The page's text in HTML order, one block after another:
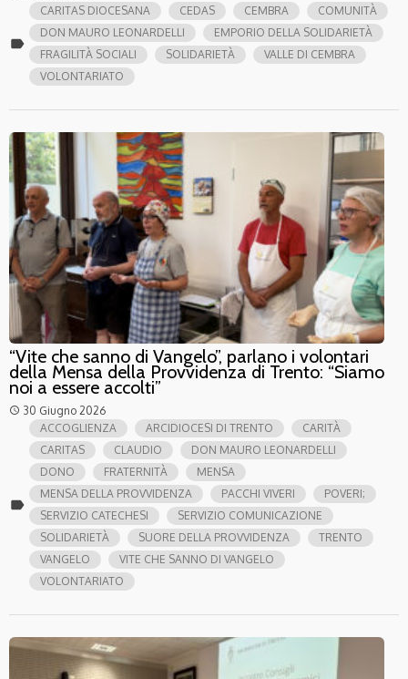
label
CARITAS DIOCESANA CEDAS CEMBRA
COMUNITÀ
DON MAURO LEONARDELLI
EMPORIO DELLA SOLIDARIETÀ
FRAGILITÀ SOCIALI
SOLIDARIETÀ
VALLE DI CEMBRA
VOLONTARIATO
“Vite che sanno di Vangelo”, parlano i volontari
della Mensa della Provvidenza di Trento: “Siamo
noi a essere accolti”
access_time 30 Giugno 2026
label
ACCOGLIENZA ARCIDIOCESI DI TRENTO
CARITÀ
CARITAS
CLAUDIO
DON MAURO LEONARDELLI
DONO
FRATERNITÀ
MENSA
MENSA DELLA PROVVIDENZA
PACCHI VIVERI
POVERI;
SERVIZIO CATECHESI
SERVIZIO COMUNICAZIONE
SOLIDARIETÀ
SUORE DELLA PROVVIDENZA
TRENTO
VANGELO
VITE CHE SANNO DI VANGELO
VOLONTARIATO